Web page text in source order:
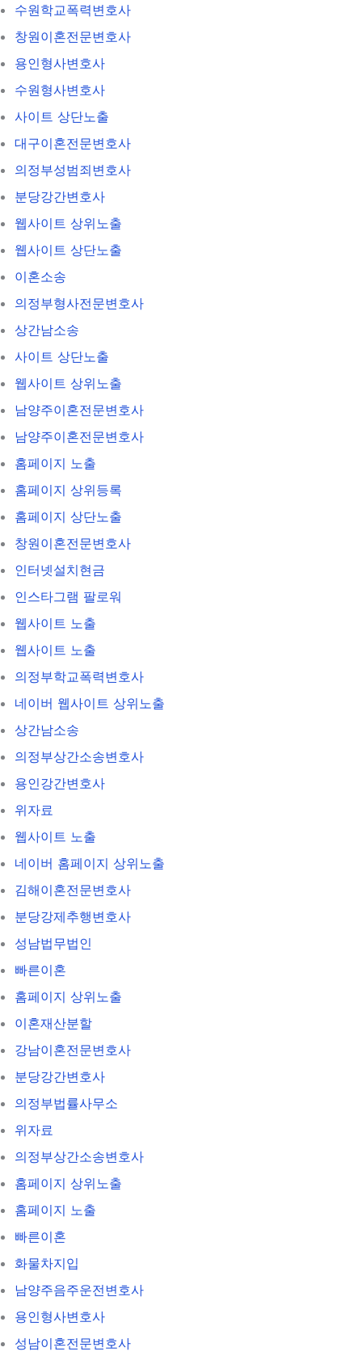
수원학교폭력변호사
창원이혼전문변호사
용인형사변호사
수원형사변호사
사이트 상단노출
대구이혼전문변호사
의정부성범죄변호사
분당강간변호사
웹사이트 상위노출
웹사이트 상단노출
이혼소송
의정부형사전문변호사
상간남소송
사이트 상단노출
웹사이트 상위노출
남양주이혼전문변호사
남양주이혼전문변호사
홈페이지 노출
홈페이지 상위등록
홈페이지 상단노출
창원이혼전문변호사
인터넷설치현금
인스타그램 팔로워
웹사이트 노출
웹사이트 노출
의정부학교폭력변호사
네이버 웹사이트 상위노출
상간남소송
의정부상간소송변호사
용인강간변호사
위자료
웹사이트 노출
네이버 홈페이지 상위노출
김해이혼전문변호사
분당강제추행변호사
성남법무법인
빠른이혼
홈페이지 상위노출
이혼재산분할
강남이혼전문변호사
분당강간변호사
의정부법률사무소
위자료
의정부상간소송변호사
홈페이지 상위노출
홈페이지 노출
빠른이혼
화물차지입
남양주음주운전변호사
용인형사변호사
성남이혼전문변호사